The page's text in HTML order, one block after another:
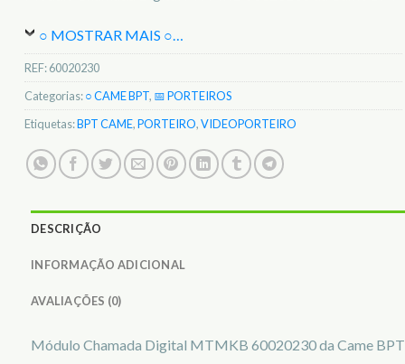
○ MOSTRAR MAIS ○…
REF:60020230
Categorias:○ CAME BPT, 📅 PORTEIROS
Etiquetas:BPT CAME,PORTEIRO,VIDEOPORTEIRO
DESCRIÇÃO
INFORMAÇÃO ADICIONAL
AVALIAÇÕES (0)
Módulo Chamada Digital MTMKB 60020230 da Came BPT